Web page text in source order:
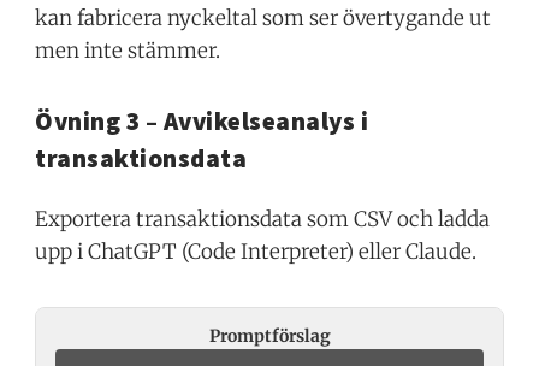
kan fabricera nyckeltal som ser övertygande ut
men inte stämmer.
Övning 3 – Avvikelseanalys i
transaktionsdata
Exportera transaktionsdata som CSV och ladda
upp i ChatGPT (Code Interpreter) eller Claude.
Promptförslag